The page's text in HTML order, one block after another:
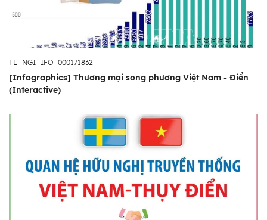
TL_NGI_IFO_000171832
[Infographics] Thương mại song phương Việt Nam - Điển
(Interactive)